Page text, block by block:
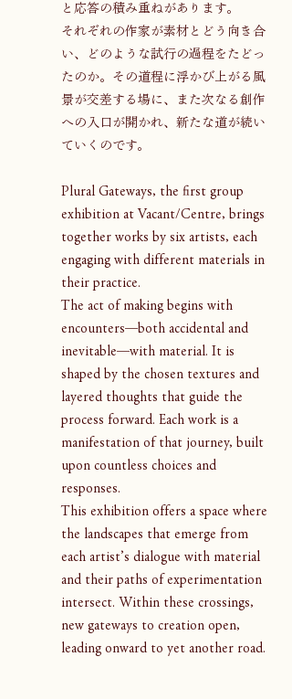
と応答の積み重ねがあります。
それぞれの作家が素材とどう向き合
い、どのような試行の過程をたどっ
たのか。その道程に浮かび上がる風
景が交差する場に、また次なる創作
への入口が開かれ、新たな道が続い
ていくのです。
Plural Gateways, the first group
exhibition at Vacant/Centre, brings
together works by six artists, each
engaging with different materials in
their practice.
The act of making begins with
encounters—both accidental and
inevitable—with material. It is
shaped by the chosen textures and
layered thoughts that guide the
process forward. Each work is a
manifestation of that journey, built
upon countless choices and
responses.
This exhibition offers a space where
the landscapes that emerge from
each artist’s dialogue with material
and their paths of experimentation
intersect. Within these crossings,
new gateways to creation open,
leading onward to yet another road.